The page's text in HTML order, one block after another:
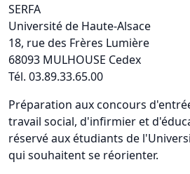
SERFA
Université de Haute-Alsace
18, rue des Frères Lumière
68093 MULHOUSE Cedex
Tél. 03.89.33.65.00
Préparation aux concours
travail social, d'infirmier et
réservé aux étudiants de
qui souhaitent se réorienter.